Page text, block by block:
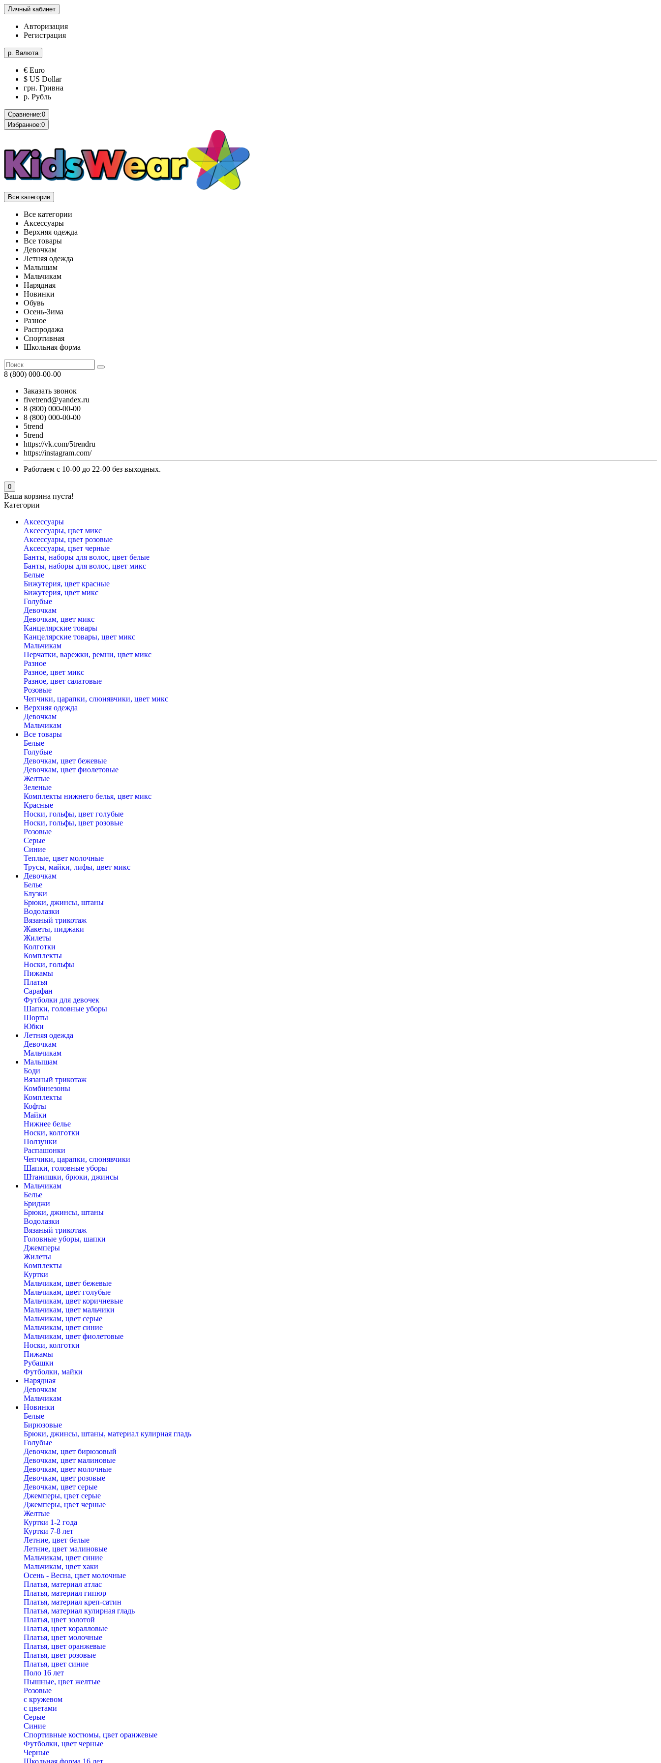
Личный кабинет
Авторизация
Регистрация
р. Валюта
€ Euro
$ US Dollar
грн. Гривна
р. Рубль
Сравнение:0
Избранное:0
Все категории
Все категории
Аксессуары
Верхняя одежда
Все товары
Девочкам
Летняя одежда
Малышам
Мальчикам
Нарядная
Новинки
Обувь
Осень-Зима
Разное
Распродажа
Спортивная
Школьная форма
8 (800) 000-00-00
Заказать звонок
fivetrend@yandex.ru
8 (800) 000-00-00
8 (800) 000-00-00
5trend
5trend
https://vk.com/5trendru
https://instagram.com/
Работаем с 10-00 до 22-00 без выходных.
0
Ваша корзина пуста!
Категории
Аксессуары
Аксессуары, цвет микс
Аксессуары, цвет розовые
Аксессуары, цвет черные
Банты, наборы для волос, цвет белые
Банты, наборы для волос, цвет микс
Белые
Бижутерия, цвет красные
Бижутерия, цвет микс
Голубые
Девочкам
Девочкам, цвет микс
Канцелярские товары
Канцелярские товары, цвет микс
Мальчикам
Перчатки, варежки, ремни, цвет микс
Разное
Разное, цвет микс
Разное, цвет салатовые
Розовые
Чепчики, царапки, слюнявчики, цвет микс
Верхняя одежда
Девочкам
Мальчикам
Все товары
Белые
Голубые
Девочкам, цвет бежевые
Девочкам, цвет фиолетовые
Желтые
Зеленые
Комплекты нижнего белья, цвет микс
Красные
Носки, гольфы, цвет голубые
Носки, гольфы, цвет розовые
Розовые
Серые
Синие
Теплые, цвет молочные
Трусы, майки, лифы, цвет микс
Девочкам
Белье
Блузки
Брюки, джинсы, штаны
Водолазки
Вязаный трикотаж
Жакеты, пиджаки
Жилеты
Колготки
Комплекты
Носки, гольфы
Пижамы
Платья
Сарафан
Футболки для девочек
Шапки, головные уборы
Шорты
Юбки
Летняя одежда
Девочкам
Мальчикам
Малышам
Боди
Вязаный трикотаж
Комбинезоны
Комплекты
Кофты
Майки
Нижнее белье
Носки, колготки
Ползунки
Распашонки
Чепчики, царапки, слюнявчики
Шапки, головные уборы
Штанишки, брюки, джинсы
Мальчикам
Белье
Бриджи
Брюки, джинсы, штаны
Водолазки
Вязаный трикотаж
Головные уборы, шапки
Джемперы
Жилеты
Комплекты
Куртки
Мальчикам, цвет бежевые
Мальчикам, цвет голубые
Мальчикам, цвет коричневые
Мальчикам, цвет мальчики
Мальчикам, цвет серые
Мальчикам, цвет синие
Мальчикам, цвет фиолетовые
Носки, колготки
Пижамы
Рубашки
Футболки, майки
Нарядная
Девочкам
Мальчикам
Новинки
Белые
Бирюзовые
Брюки, джинсы, штаны, материал кулирная гладь
Голубые
Девочкам, цвет бирюзовый
Девочкам, цвет малиновые
Девочкам, цвет молочные
Девочкам, цвет розовые
Девочкам, цвет серые
Джемперы, цвет серые
Джемперы, цвет черные
Желтые
Куртки 1-2 года
Куртки 7-8 лет
Летние, цвет белые
Летние, цвет малиновые
Мальчикам, цвет синие
Мальчикам, цвет хаки
Осень - Весна, цвет молочные
Платья, материал атлас
Платья, материал гипюр
Платья, материал креп-сатин
Платья, материал кулирная гладь
Платья, цвет золотой
Платья, цвет коралловые
Платья, цвет молочные
Платья, цвет оранжевые
Платья, цвет розовые
Платья, цвет синие
Поло 16 лет
Пышные, цвет желтые
Розовые
с кружевом
с цветами
Серые
Синие
Спортивные костюмы, цвет оранжевые
Футболки, цвет черные
Черные
Школьная форма 16 лет